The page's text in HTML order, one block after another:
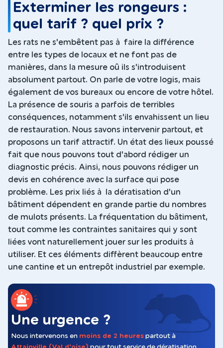
Exterminer les rongeurs :
quel tarif ? quel prix ?
Les rats ne s'embêtent pas à faire la différence
entre les types de locaux et ne font pas de
manières, dans la mesure oû ils s'introduisent
absolument partout. On parle de votre logis, mais
également de vos bureaux ou encore de votre hôtel.
La présence de souris a parfois de terribles
conséquences, notamment s'ils envahissent un lieu
de restauration. Nous savons intervenir partout, et
proposons un tarif attractif. Un état des lieux poussé
fait que nous pouvons tout d'abord rédiger un
diagnostic précis. Ainsi, nous pouvons rédiger un
devis en cohérence avec la surface qui pose
problème. Les prix liés à la dératisation d'un
bâtiment dépendent en grande partie du nombres
de mulots présents. La fréquentation du bâtiment,
tout comme les contraintes sanitaires qui y sont
liées vont naturellement jouer sur les produits à
utiliser. Et ces éléments diffèrent beaucoup entre
une cantine et un entrepôt industriel par exemple.
Une urgence ?
Nous intervenons en moins de 2 heures partout à